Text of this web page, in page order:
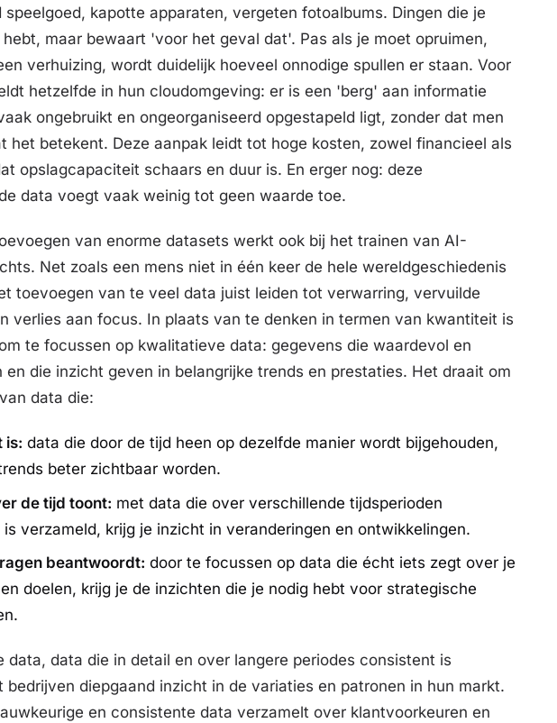
speelgoed, kapotte apparaten, vergeten fotoalbums. Dingen die je
maar bewaart 'voor het geval dat'. Pas als je moet opruimen,
verhuizing, wordt duidelijk hoeveel onnodige spullen er staan. Voor
hetzelfde in hun cloudomgeving: er is een 'berg' aan informatie
ongebruikt en ongeorganiseerd opgestapeld ligt, zonder dat men
het betekent. Deze aanpak leidt tot hoge kosten, zowel financieel als
opslagcapaciteit schaars en duur is. En erger nog: deze
data voegt vaak weinig tot geen waarde toe.
van enorme datasets werkt ook bij het trainen van AI-
Net zoals een mens niet in één keer de hele wereldgeschiedenis
toevoegen van te veel data juist leiden tot verwarring, vervuilde
verlies aan focus. In plaats van te denken in termen van kwantiteit is
te focussen op kwalitatieve data: gegevens die waardevol en
en die inzicht geven in belangrijke trends en prestaties. Het draait om
data die:
is: data die door de tijd heen op dezelfde manier wordt bijgehouden,
beter zichtbaar worden.
de tijd toont: met data die over verschillende tijdsperioden
verzameld, krijg je inzicht in veranderingen en ontwikkelingen.
beantwoordt: door te focussen op data die écht iets zegt over je
doelen, krijg je de inzichten die je nodig hebt voor strategische
data, data die in detail en over langere periodes consistent is
bedrijven diepgaand inzicht in de variaties en patronen in hun markt.
en consistente data verzamelt over klantvoorkeuren en